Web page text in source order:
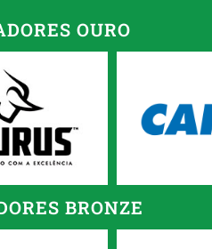
OURO
BRONZE